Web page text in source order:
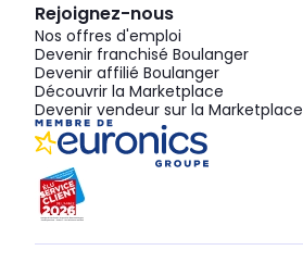
Rejoignez-nous
Nos offres d'emploi
Devenir franchisé Boulanger
Devenir affilié Boulanger
Découvrir la Marketplace
Devenir vendeur sur la Marketplace